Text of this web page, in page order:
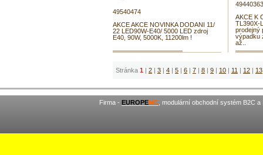
49540474
AKCE AKCE NOVINKA DODANI 11/
22 LED90W-E40/ 5000 LED zdroj
E40, 90W, 5000K, 11200lm !
49440363
AKCE K
TL390X-
prodejný
výpadku
až..
Stránka 1 | 2 | 3 | 4 | 5 | 6 | 7 | 8 | 9 | 10 | 11 | 12 | 13
Firma - EUROPEMC , modulární obchodní systém B2C